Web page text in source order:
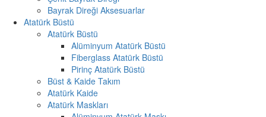
Bayrak Direği Aksesuarlar
Atatürk Büstü
Atatürk Büstü
Alüminyum Atatürk Büstü
Fiberglass Atatürk Büstü
Pirinç Atatürk Büstü
Büst & Kaide Takım
Atatürk Kaide
Atatürk Maskları